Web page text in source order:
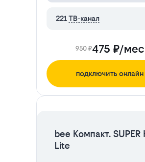
221ТВ-канал
950 ₽475 ₽/мес
подключить онлайн
bee Компакт. SUPER
Lite